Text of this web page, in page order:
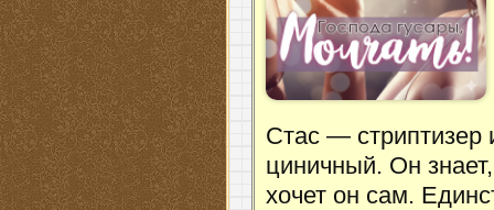
Стас — стриптизер
циничный. Он
хочет он сам.